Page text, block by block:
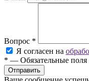
Вопрос *
Я согласен на
* — Обязательные поля